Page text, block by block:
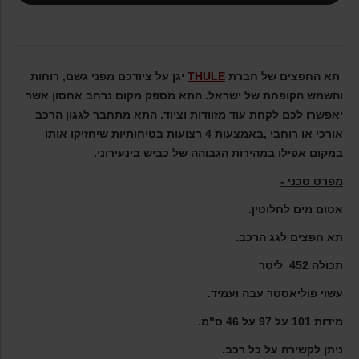
תא החפצים של חברת THULE יגן על ציודכם מפני גשם, רוחות
והשמש הקופחת של ישראל. התא מספק מקום נרחב אחסון אשר
יאפשרו לכם לקחת עוד מזוודות וציוד. התא מתחבר לגגון הרכב
אורכי או רוחבי ,באמצעות 4 רצועות בטיחותיות שיחזיקו אותו
במקום אפילו במהירות הגבוהה של כביש בינעירוני.
מפרט טכני -
אטום מים לחלוטין.
תא חפצים לגג הרכב.
תכולה 452 ליטר
עשוי פוליאסטר עבה ועמיד.
מידות 101 על 97 על 46 ס"מ.
ניתן לקשירה על כל רכב.